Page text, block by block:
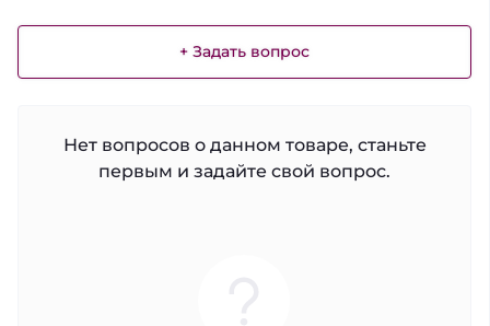
+ Задать вопрос
Нет вопросов о данном товаре, станьте
первым и задайте свой вопрос.